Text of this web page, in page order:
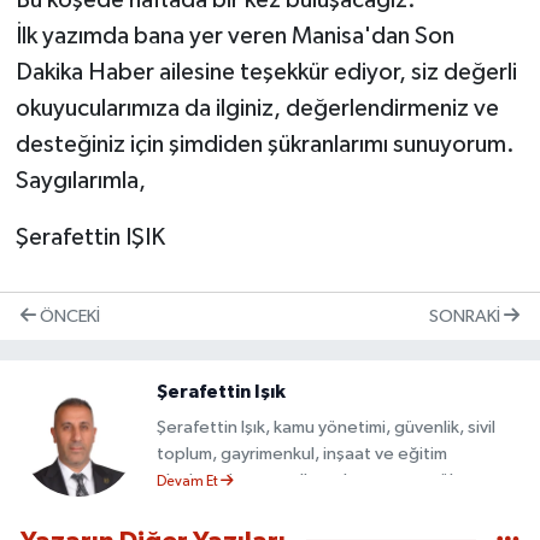
İlk yazımda bana yer veren Manisa'dan Son
Dakika Haber ailesine teşekkür ediyor, siz değerli
okuyucularımıza da ilginiz, değerlendirmeniz ve
desteğiniz için şimdiden şükranlarımı sunuyorum.
Saygılarımla,
Şerafettin IŞIK
ÖNCEKI SONRAKI
Şerafettin Işık
Şerafettin Işık, kamu yönetimi, güvenlik, sivil
toplum, gayrimenkul, inşaat ve eğitim
alanlarında uzun yıllara dayanan tecrübeye
gönüllüsüdür. 1970 yılında Erzurum’da
Devam Et